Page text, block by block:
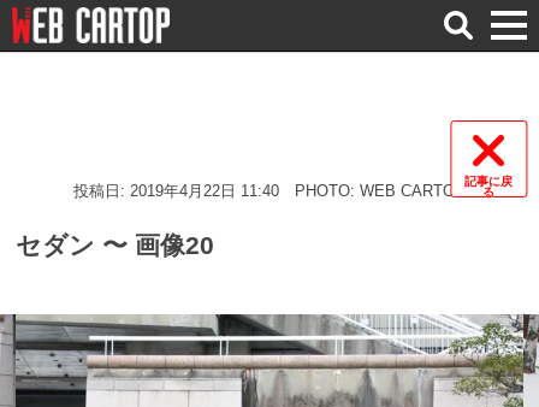
検
索
記事に戻
る
投稿日: 2019年4月22日 11:40 PHOTO: WEB CARTOP
セダン 〜 画像20